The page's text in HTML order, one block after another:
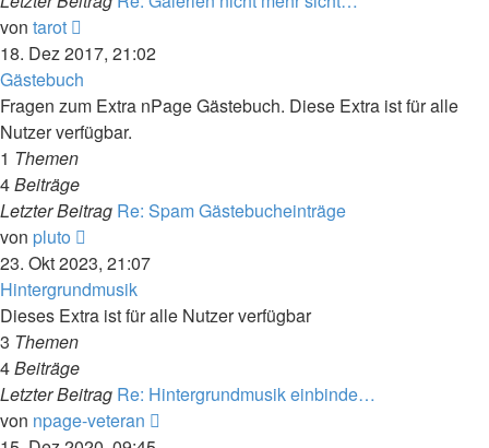
von tarot
Beitrag
18. Dez 2017, 21:02
Gästebuch
Fragen zum Extra nPage Gästebuch. Diese Extra ist für alle
Nutzer verfügbar.
1 Themen
4Beiträge
Letzter Beitrag Re: Spam Gästebucheinträge
von pluto
Beitrag
23. Okt 2023, 21:07
Hintergrundmusik
Dieses Extra ist für alle Nutzer verfügbar
3 Themen
4Beiträge
Letzter Beitrag Re: Hintergrundmusik einbinde…
von npage-veteran